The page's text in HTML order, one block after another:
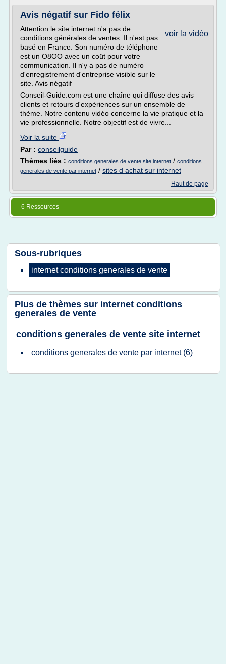
Avis négatif sur Fido félix
voir la vidéo
Attention le site internet n'a pas de
conditions générales de ventes. Il n'est pas
basé en France. Son numéro de téléphone
est un O8OO avec un coût pour votre
communication. Il n'y a pas de numéro
d'enregistrement d'entreprise visible sur le
site. Avis négatif
Conseil-Guide.com est une chaîne qui diffuse des avis
clients et retours d'expériences sur un ensemble de
thème. Notre contenu vidéo concerne la vie pratique et la
vie professionnelle. Notre objectif est de vivre...
Voir la suite
Par : conseilguide
Thèmes liés : conditions generales de vente site internet / conditions
generales de vente par internet / sites d achat sur internet
Haut de page
6 Ressources
Sous-rubriques
internet conditions generales de vente
Plus de thèmes sur internet conditions
generales de vente
conditions generales de vente site internet
conditions generales de vente par internet (6)